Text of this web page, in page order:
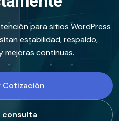
para sitios WordPress
estabilidad, respaldo,
mejoras continuas.
Cotización
consulta